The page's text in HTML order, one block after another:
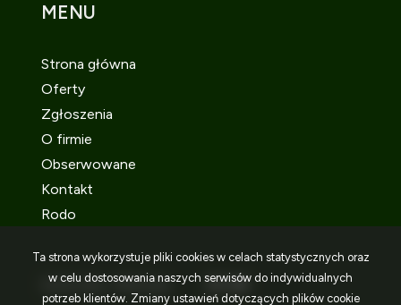
MENU
Strona główna
Oferty
Zgłoszenia
O firmie
Obserwowane
Kontakt
Rodo
SOCIAL MEDIA Facebook
Facebook
Facebook
Ta strona wykorzystuje pliki cookies w celach statystycznych oraz
w celu dostosowania naszych serwisów do indywidualnych
potrzeb klientów. Zmiany ustawień dotyczących plików cookie